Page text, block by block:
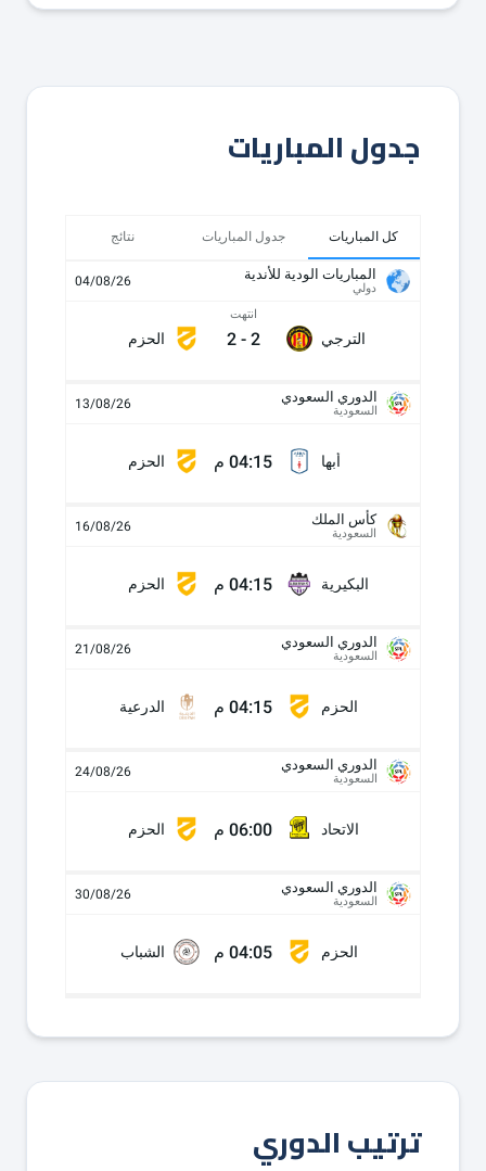
جدول المباريات
كل المباريات جدول المباريات نتائج
المباريات الودية للأندية
دولي 04/08/26
الترجي
انتهت
2
-
2 الحزم
الدوري السعودي
السعودية 13/08/26
أبها 04:15 م الحزم
كأس الملك
السعودية 16/08/26
البكيرية 04:15 م الحزم
الدوري السعودي
السعودية 21/08/26
الحزم 04:15 م الدرعية
الدوري السعودي
السعودية 24/08/26
الاتحاد 06:00 م الحزم
الدوري السعودي
السعودية 30/08/26
الحزم 04:05 م الشباب
ترتيب الدوري